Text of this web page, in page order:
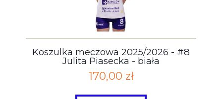
Koszulka meczowa 2025/2026 - #8
Julita Piasecka - biała
170,00 zł